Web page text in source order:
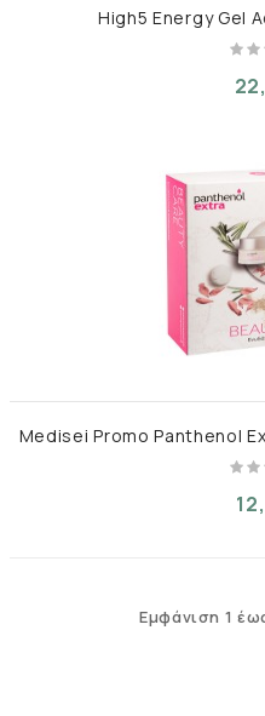
High5 Energy Gel
Εμφάνιση 1